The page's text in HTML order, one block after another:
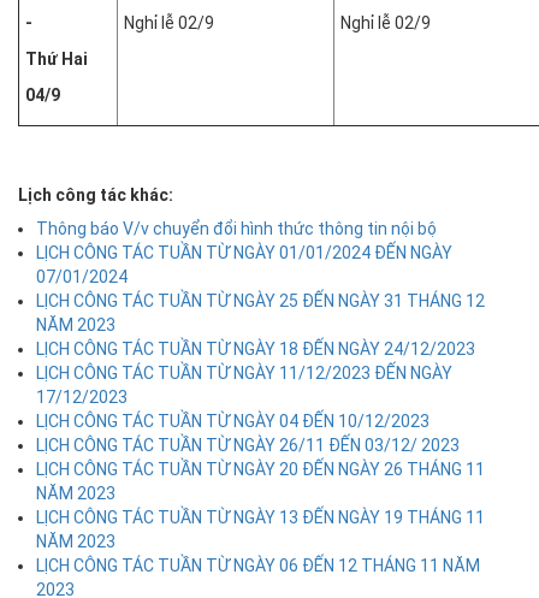
-
Thứ Hai
04/9
Nghỉ lễ 02/9 Nghỉ lễ 02/9
Lịch công tác khác:
Thông báo V/v chuyển đổi hình thức thông tin nội bộ
LỊCH CÔNG TÁC TUẦN TỪ NGÀY 01/01/2024 ĐẾN NGÀY
07/01/2024
LỊCH CÔNG TÁC TUẦN TỪ NGÀY 25 ĐẾN NGÀY 31 THÁNG 12
NĂM 2023
LỊCH CÔNG TÁC TUẦN TỪ NGÀY 18 ĐẾN NGÀY 24/12/2023
LỊCH CÔNG TÁC TUẦN TỪ NGÀY 11/12/2023 ĐẾN NGÀY
17/12/2023
LỊCH CÔNG TÁC TUẦN TỪ NGÀY 04 ĐẾN 10/12/2023
LỊCH CÔNG TÁC TUẦN TỪ NGÀY 26/11 ĐẾN 03/12/ 2023
LỊCH CÔNG TÁC TUẦN TỪ NGÀY 20 ĐẾN NGÀY 26 THÁNG 11
NĂM 2023
LỊCH CÔNG TÁC TUẦN TỪ NGÀY 13 ĐẾN NGÀY 19 THÁNG 11
NĂM 2023
LỊCH CÔNG TÁC TUẦN TỪ NGÀY 06 ĐẾN 12 THÁNG 11 NĂM
2023